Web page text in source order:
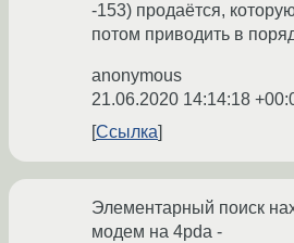
-153) продаётся,
потом приводить в
anonymous
21.06.2020 14:14:18
Ссылка
Элементарный поиск
модем на 4pda -